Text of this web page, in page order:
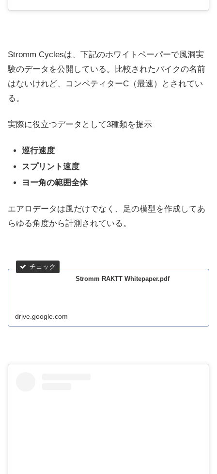
Stromm Cyclesは、下記のホワイトペーパーで風洞実
験のデータを公開している。比較されたバイクの名前
はないけれど、コンペティターC（最速）とされてい
る。
実際に役立つデータとして3種類を提示
巡行速度
スプリント速度
ヨー角の範囲全体
エアロデータは風だけでなく、足の模型を作成してあ
らゆる角度から計測されている。
Stromm RAKTT Whitepaper.pdf
drive.google.com